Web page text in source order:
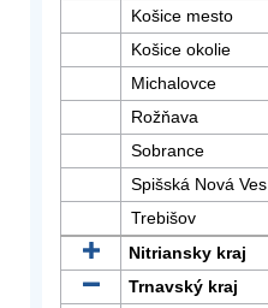
Košice mesto
Košice okolie
Michalovce
Rožňava
Sobrance
Spišská Nová Ves
Trebišov
Nitriansky kraj
Trnavský kraj